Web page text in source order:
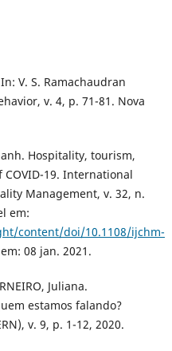
V. S. Ramachaudran
v. 4, p. 71-81. Nova
Hospitality, tourism,
19. International
Management, v. 32, n.
em:
content/doi/10.1108/ijchm-
08 jan. 2021.
Juliana.
estamos falando?
v. 9, p. 1-12, 2020.